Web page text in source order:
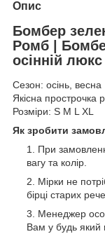
Опис
Бомбер
Ромб |
осінній люкс
Сезон: осінь, весна
Якісна прострочка
Розміри: S M L XL
Як зробити
При
вагу та колір.
Мірки не
бірці старих
Менеджер
Вам у будь